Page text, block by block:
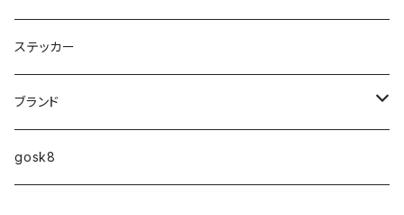
9.2インチ
10インチ
ファンシェイプ
ステッカー
ブランド
HIGHFIVE
gosk8